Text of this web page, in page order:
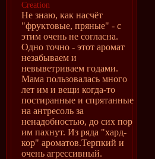
Creation
Не знаю, как насчёт
"фруктовые, пряные" - с
этим очень не согласна.
Одно точно - этот аромат
незабываем и
невыветриваем годами.
Мама пользовалась много
лет им и вещи когда-то
постиранные и спрятанные
на антресоль за
ненадобностью, до сих пор
им пахнут. Из ряда "хард-
кор" ароматов.Терпкий и
очень агрессивный.